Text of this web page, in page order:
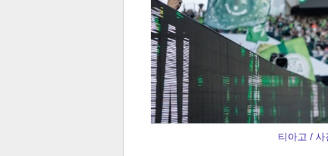
페이 트위 밴드 네이
댓글
티아고 /